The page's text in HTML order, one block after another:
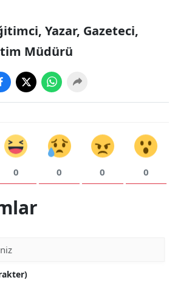
Yazar, Gazeteci,
Müdürü
0 0 0 0